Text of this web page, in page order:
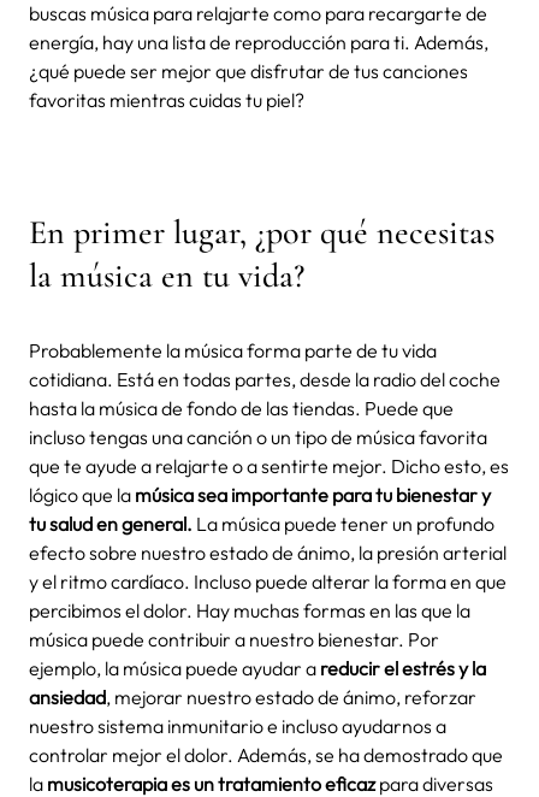
buscas música para relajarte como para recargarte de
energía, hay una lista de reproducción para ti. Además,
¿qué puede ser mejor que disfrutar de tus canciones
favoritas mientras cuidas tu piel?
En primer lugar, ¿por qué necesitas
la música en tu vida?
Probablemente la música forma parte de tu vida
cotidiana. Está en todas partes, desde la radio del coche
hasta la música de fondo de las tiendas. Puede que
incluso tengas una canción o un tipo de música favorita
que te ayude a relajarte o a sentirte mejor. Dicho esto, es
lógico que la música sea importante para tu bienestar y
tu salud en general. La música puede tener un profundo
efecto sobre nuestro estado de ánimo, la presión arterial
y el ritmo cardíaco. Incluso puede alterar la forma en que
percibimos el dolor. Hay muchas formas en las que la
música puede contribuir a nuestro bienestar. Por
ejemplo, la música puede ayudar a reducir el estrés y la
ansiedad, mejorar nuestro estado de ánimo, reforzar
nuestro sistema inmunitario e incluso ayudarnos a
controlar mejor el dolor. Además, se ha demostrado que
la musicoterapia es un tratamiento eficazpara diversas